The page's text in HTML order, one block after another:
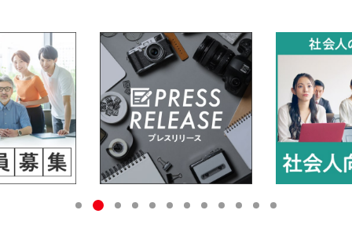
1 2 3 4 5 6 7 8 9
1
1
1